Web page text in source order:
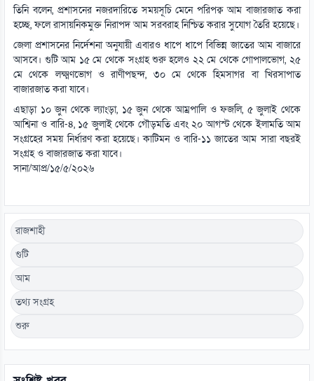
তিনি বলেন, প্রশাসনের নজরদারিতে সময়সূচি মেনে পরিপক্ব আম বাজারজাত করা
হচ্ছে, ফলে রাসায়নিকমুক্ত নিরাপদ আম সরবরাহ নিশ্চিত করার সুযোগ তৈরি হয়েছে।
জেলা প্রশাসনের নির্দেশনা অনুযায়ী এবারও ধাপে ধাপে বিভিন্ন জাতের আম বাজারে
আসবে। গুটি আম ১৫ মে থেকে সংগ্রহ শুরু হলেও ২২ মে থেকে গোপালভোগ, ২৫
মে থেকে লক্ষ্মণভোগ ও রাণীপছন্দ, ৩০ মে থেকে হিমসাগর বা খিরসাপাত
বাজারজাত করা যাবে।
এছাড়া ১০ জুন থেকে ল্যাংড়া, ১৫ জুন থেকে আম্রপালি ও ফজলি, ৫ জুলাই থেকে
আশ্বিনা ও বারি-৪, ১৫ জুলাই থেকে গৌড়মতি এবং ২০ আগস্ট থেকে ইলামতি আম
সংগ্রহের সময় নির্ধারণ করা হয়েছে। কাটিমন ও বারি-১১ জাতের আম সারা বছরই
সংগ্রহ ও বাজারজাত করা যাবে।
সানা/আপ্র/১৫/৫/২০২৬
রাজশাহী
গুটি
আম
তথ্য সংগ্রহ
শুরু